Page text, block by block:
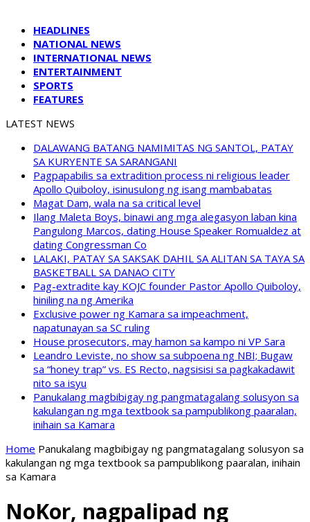
HEADLINES
NATIONAL NEWS
INTERNATIONAL NEWS
ENTERTAINMENT
SPORTS
FEATURES
LATEST NEWS
DALAWANG BATANG NAMIMITAS NG SANTOL, PATAY
SA KURYENTE SA SARANGANI
Pagpapabilis sa extradition process ni religious leader
Apollo Quiboloy, isinusulong ng isang mambabatas
Magat Dam, wala na sa critical level
Ilang Maleta Boys, binawi ang mga alegasyon laban kina
Pangulong Marcos, dating House Speaker Romualdez at
dating Congressman Co
LALAKI, PATAY SA SAKSAK DAHIL SA ALITAN SA TAYA SA
BASKETBALL SA DANAO CITY
Pag-extradite kay KOJC founder Pastor Apollo Quiboloy,
hiniling na ng Amerika
Exclusive power ng Kamara sa impeachment,
napatunayan sa SC ruling
House prosecutors, may hamon sa kampo ni VP Sara
Leandro Leviste, no show sa subpoena ng NBI; Bugaw
sa “honey trap” vs. ES Recto, nagsisisi sa pagkakadawit
nito sa isyu
Panukalang magbibigay ng pangmatagalang solusyon sa
kakulangan ng mga textbook sa pampublikong paaralan,
inihain sa Kamara
Home Panukalang magbibigay ng pangmatagalang solusyon sa
kakulangan ng mga textbook sa pampublikong paaralan, inihain
sa Kamara
NoKor, nagpalipad ng